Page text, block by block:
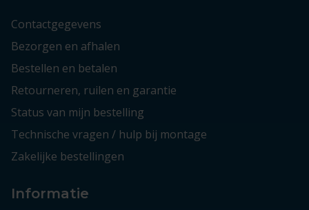
Contactgegevens
Bezorgen en afhalen
Bestellen en betalen
Retourneren, ruilen en garantie
Status van mijn bestelling
Technische vragen / hulp bij montage
Zakelijke bestellingen
Informatie